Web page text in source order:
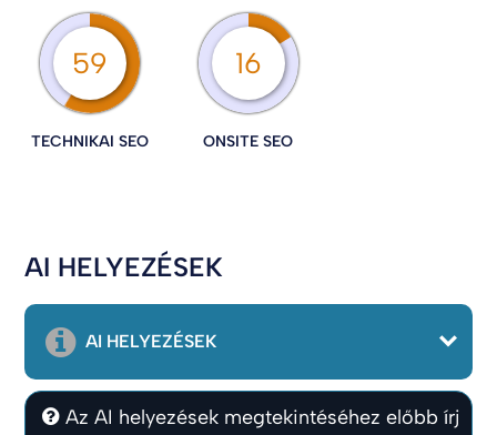
59
TECHNIKAI SEO
16
ONSITE SEO
AI HELYEZÉSEK
AI HELYEZÉSEK
Az AI helyezések megtekintéséhez előbb írj